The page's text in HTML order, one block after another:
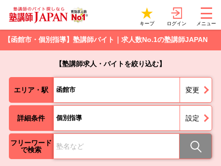
キープ ログイン メニュー
【函館市・個別指導】塾講師バイト｜求人数No.1の塾講師JAPAN
【塾講師求人・バイトを絞り込む】
エリア・駅 函館市 変更
詳細条件 個別指導 設定
フリーワード
で検索